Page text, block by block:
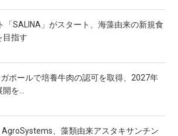
「SALINA」がスタート、海藻由来の新規食
目指す
ポールで培養牛肉の認可を取得、2027年
を...
、藻類由来アスタキサンチン